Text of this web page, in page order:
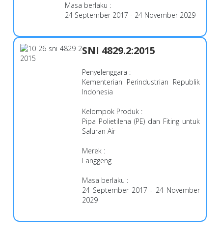
Masa berlaku :
24 September 2017 - 24 November 2029
SNI 4829.2:2015
Penyelenggara :
Kementerian Perindustrian Republik
Indonesia
Kelompok Produk :
Pipa Polietilena (PE) dan Fiting untuk
Saluran Air
Merek :
Langgeng
Masa berlaku :
24 September 2017 - 24 November
2029